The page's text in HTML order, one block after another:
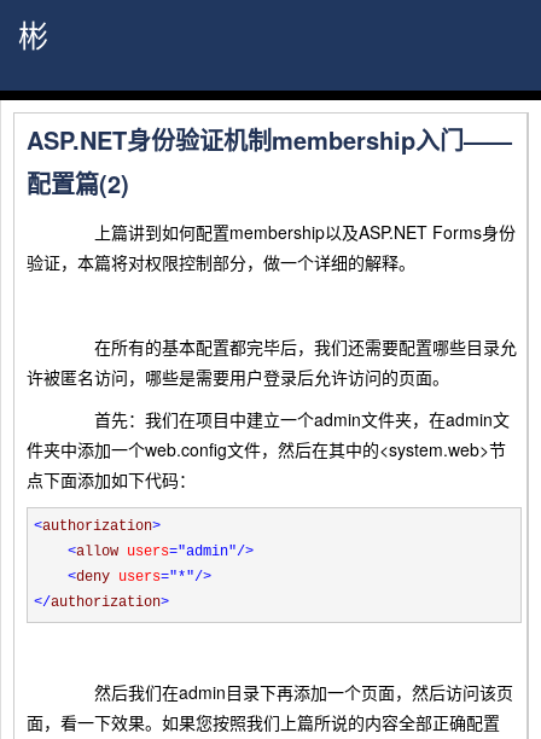
彬
ASP.NET身份验证机制membership入门——
配置篇(2)
上篇讲到如何配置membership以及ASP.NET Forms身份
验证，本篇将对权限控制部分，做一个详细的解释。
在所有的基本配置都完毕后，我们还需要配置哪些目录允
许被匿名访问，哪些是需要用户登录后允许访问的页面。
首先：我们在项目中建立一个admin文件夹，在admin文
件夹中添加一个web.config文件，然后在其中的<system.web>节
点下面添加如下代码：
<authorization>
<allow users="admin"/>
<deny users="*"/>
</authorization>
然后我们在admin目录下再添加一个页面，然后访问该页
面，看一下效果。如果您按照我们上篇所说的内容全部正确配置